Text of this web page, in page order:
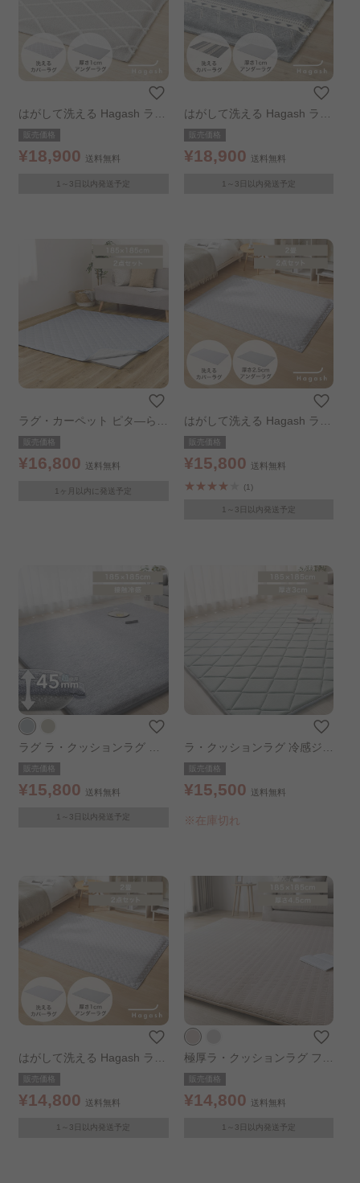
はがして洗える Hagash ラグ
セット ベニワレン風 185×18
5cm
販売価格
¥18,900 送料無料
1～3日以内発送予定
はがして洗える Hagash ラグ
セット オルテガ風 185×185c
m
販売価格
¥18,900 送料無料
1～3日以内発送予定
ラグ・カーペット ピタ―ら
接触冷感のキルトラグ アンダ
ーラグセット 2畳 ブルー
販売価格
¥16,800 送料無料
1ヶ月以内に発送予定
はがして洗える Hagash ラグ
セット 杢キルト 185×185cm
販売価格
¥15,800 送料無料
(1)
1～3日以内発送予定
ラグ ラ・クッションラグ 接
触冷感 極厚 185×185㎝ ネイ
ビー
販売価格
¥15,800 送料無料
1～3日以内発送予定
ラ・クッションラグ 冷感ジェ
ルタイプ｜185×185cm｜グ
レー
販売価格
¥15,500 送料無料
※在庫切れ
はがして洗える Hagash ラグ
セット 杢キルト 185×185cm
販売価格
¥14,800 送料無料
1～3日以内発送予定
極厚ラ・クッションラグ フレ
ンチヘリンボーン 185×185c
m ベージュ
販売価格
¥14,800 送料無料
1～3日以内発送予定